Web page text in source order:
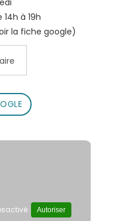
14h à 19h
la fiche google)
Autoriser